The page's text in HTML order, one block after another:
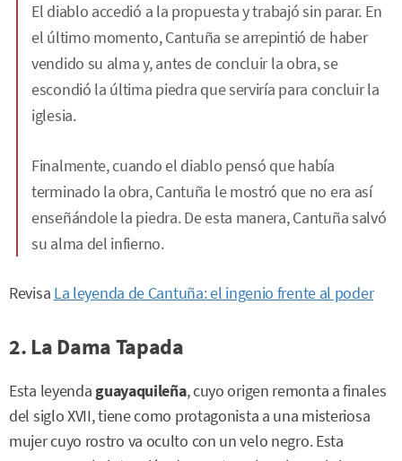
El diablo accedió a la propuesta y trabajó sin parar. En
el último momento, Cantuña se arrepintió de haber
vendido su alma y, antes de concluir la obra, se
escondió la última piedra que serviría para concluir la
iglesia.
Finalmente, cuando el diablo pensó que había
terminado la obra, Cantuña le mostró que no era así
enseñándole la piedra. De esta manera, Cantuña salvó
su alma del infierno.
Revisa La leyenda de Cantuña: el ingenio frente al poder
2. La Dama Tapada
Esta leyenda guayaquileña, cuyo origen remonta a finales
del siglo XVII, tiene como protagonista a una misteriosa
mujer cuyo rostro va oculto con un velo negro. Esta